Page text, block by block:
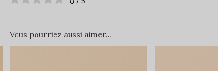
Vous pourriez aussi aimer...